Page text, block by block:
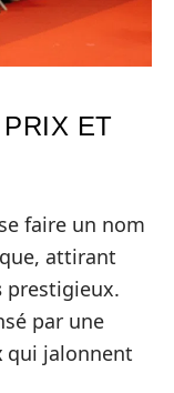
ET
faire un nom
attirant
prestigieux.
par une
qui jalonnent